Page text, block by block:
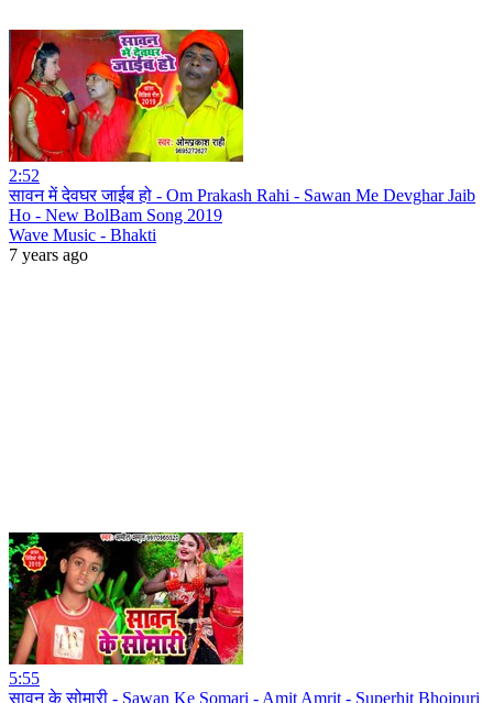
2:52
सावन में देवघर जाईब हो - Om Prakash Rahi - Sawan Me Devghar Jaib
Ho - New BolBam Song 2019
Wave Music - Bhakti
7 years ago
5:55
सावन के सोमारी - Sawan Ke Somari - Amit Amrit - Superhit Bhojpuri